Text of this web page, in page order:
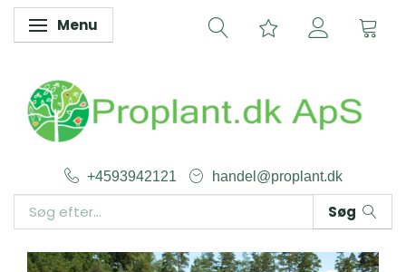
Skifte navigation
Menu
+4593942121 handel@proplant.dk
Søg